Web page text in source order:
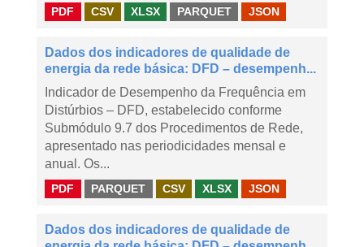
PDF CSV XLSX PARQUET JSON
Dados dos indicadores de qualidade de
energia da rede básica: DFD – desempenh...
Indicador de Desempenho da Frequência em
Distúrbios – DFD, estabelecido conforme
Submódulo 9.7 dos Procedimentos de Rede,
apresentado nas periodicidades mensal e
anual. Os...
PDF PARQUET CSV XLSX JSON
Dados dos indicadores de qualidade de